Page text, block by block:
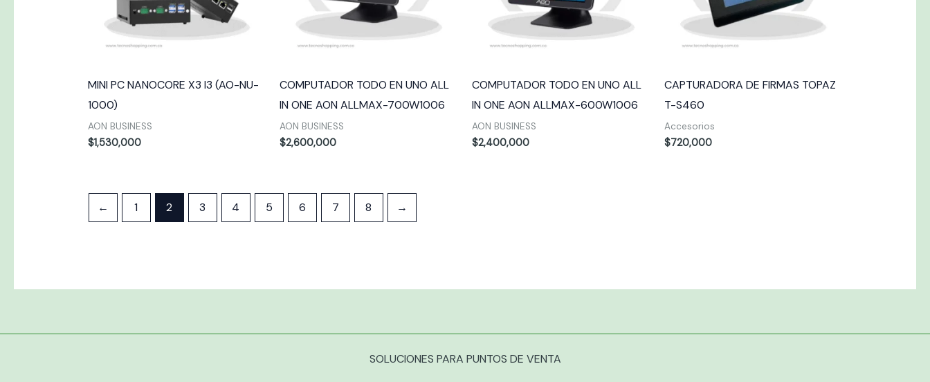
MINI PC NANOCORE X3 I3 (AO-NU-
1000)
AON BUSINESS
$1,530,000
COMPUTADOR TODO EN UNO ALL
IN ONE AON ALLMAX-700W1006
AON BUSINESS
$2,600,000
COMPUTADOR TODO EN UNO ALL
IN ONE AON ALLMAX-600W1006
AON BUSINESS
$2,400,000
CAPTURADORA DE FIRMAS TOPAZ
T-S460
Accesorios
$720,000
← 1 2 3 4 5 6 7 8 →
SOLUCIONES PARA PUNTOS DE VENTA